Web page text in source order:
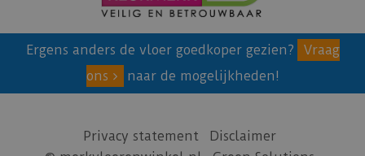
Ergens anders de vloer goedkoper gezien?
Vraag
ons
naar de mogelijkheden!
Privacy statement
Disclaimer